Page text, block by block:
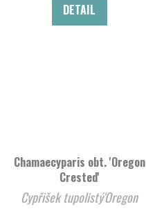
DETAIL
Chamaecyparis obt. 'Oregon
Crested'
Cypřišek tupolistý'Oregon